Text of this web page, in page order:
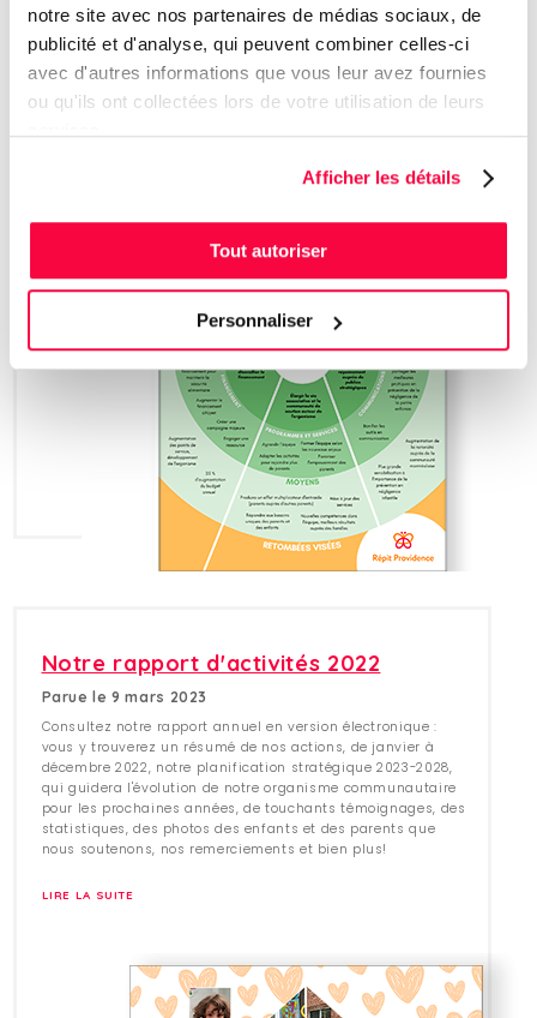
notre site avec nos partenaires de médias sociaux, de
publicité et d'analyse, qui peuvent combiner celles-ci
avec d'autres informations que vous leur avez fournies
ou qu'ils ont collectées lors de votre utilisation de leurs
Afficher les détails
Tout autoriser
Personnaliser
Providence pour les prochaines années.
LIRE LA SUITE
Notre rapport d'activités 2022
Parue le 9 mars 2023
Consultez notre rapport annuel en version électronique :
vous y trouverez un résumé de nos actions, de janvier à
décembre 2022, notre planification stratégique 2023-2028,
qui guidera l'évolution de notre organisme communautaire
pour les prochaines années, de touchants témoignages, des
statistiques, des photos des enfants et des parents que
nous soutenons, nos remerciements et bien plus!
LIRE LA SUITE